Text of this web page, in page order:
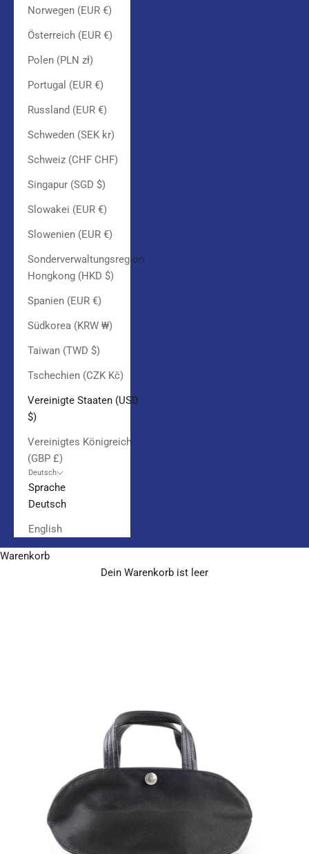
Norwegen (EUR €)
Österreich (EUR €)
Polen (PLN zł)
Portugal (EUR €)
Russland (EUR €)
Schweden (SEK kr)
Schweiz (CHF CHF)
Singapur (SGD $)
Slowakei (EUR €)
Slowenien (EUR €)
Sonderverwaltungsregion
Hongkong (HKD $)
Spanien (EUR €)
Südkorea (KRW ₩)
Taiwan (TWD $)
Tschechien (CZK Kč)
Vereinigte Staaten (USD
$)
Vereinigtes Königreich
(GBP £)
Deutsch
Sprache
Deutsch
English
Warenkorb
Dein Warenkorb ist leer